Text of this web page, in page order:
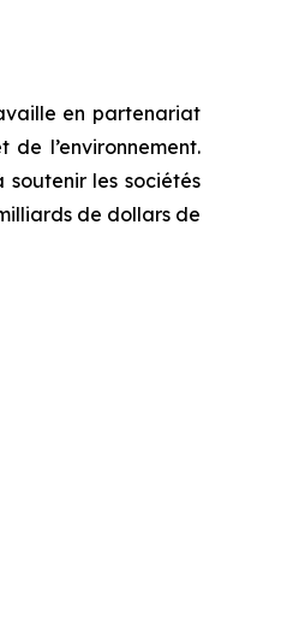
en partenariat
l’environnement.
les sociétés
de dollars de